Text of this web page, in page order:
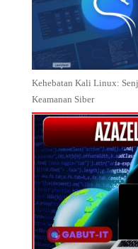
Kehebatan Kali Linux:
Keamanan Siber